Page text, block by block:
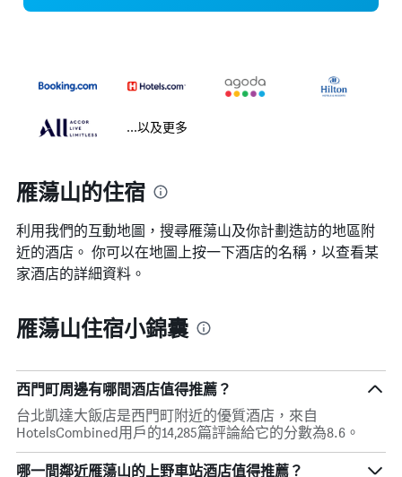
...以及更多
雁蕩山的住宿
利用我們的互動地圖，搜尋雁蕩山​及你計劃造訪的地區附
近的酒店。 你可以在地圖上按一下酒店的名稱，以查看某
家酒店的詳細資料。
雁蕩山住宿小錦囊
西門町周邊有哪間酒店值得推薦？
台北凱達大飯店是西門町附近的優質酒店，來自
HotelsCombined用戶的14,285篇評論給它的分數為8.6。
哪一間鄰近雁蕩山的上野車站酒店值得推薦？